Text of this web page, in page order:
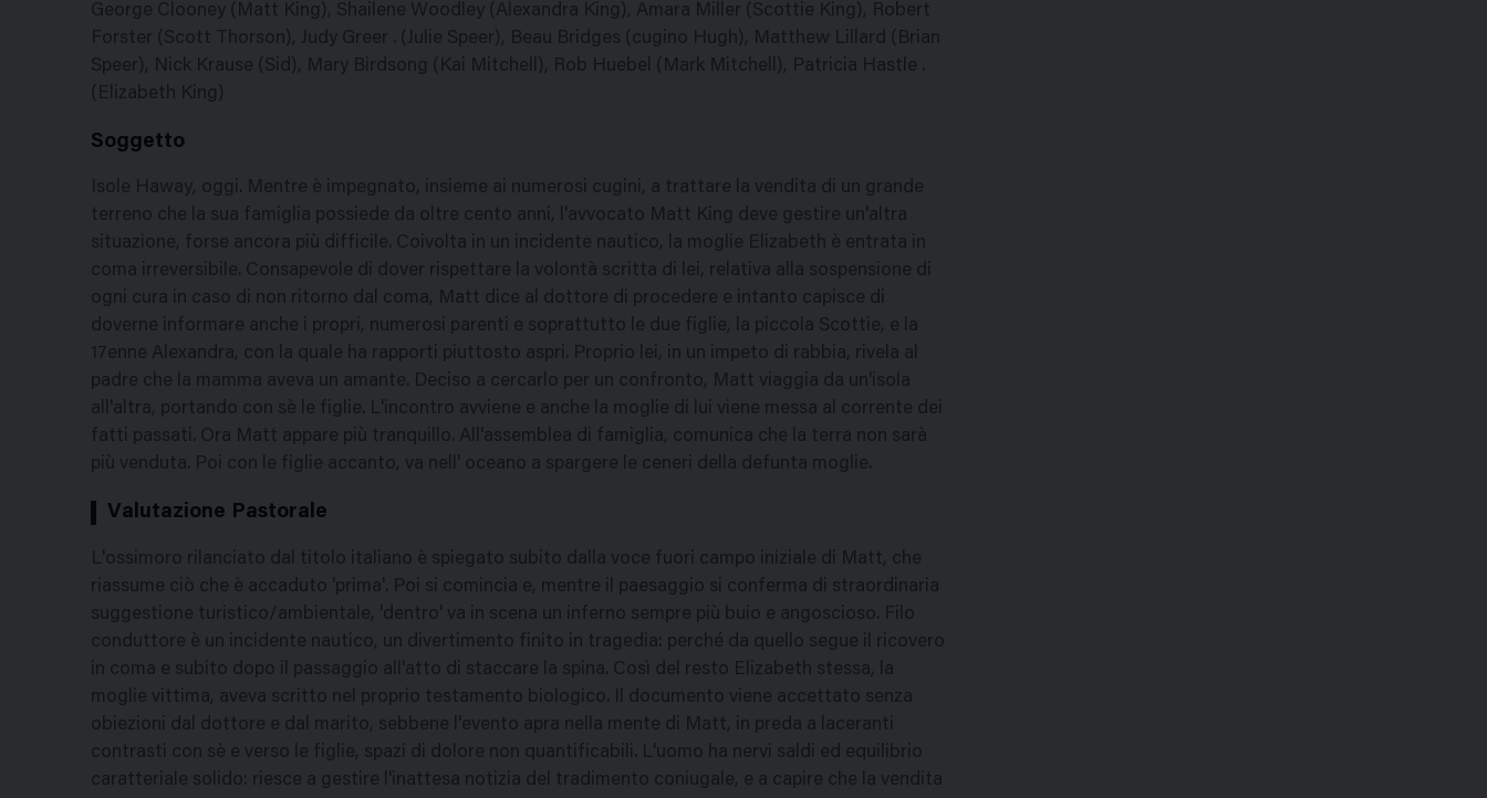
George Clooney (Matt King), Shailene Woodley (Alexandra King), Amara Miller (Scottie King), Robert
Forster (Scott Thorson), Judy Greer . (Julie Speer), Beau Bridges (cugino Hugh), Matthew Lillard (Brian
Speer), Nick Krause (Sid), Mary Birdsong (Kai Mitchell), Rob Huebel (Mark Mitchell), Patricia Hastle .
(Elizabeth King)
Soggetto
Isole Haway, oggi. Mentre è impegnato, insieme ai numerosi cugini, a trattare la vendita di un grande
terreno che la sua famiglia possiede da oltre cento anni, l'avvocato Matt King deve gestire un'altra
situazione, forse ancora più difficile. Coivolta in un incidente nautico, la moglie Elizabeth è entrata in
coma irreversibile. Consapevole di dover rispettare la volontà scritta di lei, relativa alla sospensione di
ogni cura in caso di non ritorno dal coma, Matt dice al dottore di procedere e intanto capisce di
doverne informare anche i propri, numerosi parenti e soprattutto le due figlie, la piccola Scottie, e la
17enne Alexandra, con la quale ha rapporti piuttosto aspri. Proprio lei, in un impeto di rabbia, rivela al
padre che la mamma aveva un amante. Deciso a cercarlo per un confronto, Matt viaggia da un'isola
all'altra, portando con sè le figlie. L'incontro avviene e anche la moglie di lui viene messa al corrente dei
fatti passati. Ora Matt appare più tranquillo. All'assemblea di famiglia, comunica che la terra non sarà
più venduta. Poi con le figlie accanto, va nell' oceano a spargere le ceneri della defunta moglie.
Valutazione Pastorale
L'ossimoro rilanciato dal titolo italiano è spiegato subito dalla voce fuori campo iniziale di Matt, che
riassume ciò che è accaduto 'prima'. Poi si comincia e, mentre il paesaggio si conferma di straordinaria
suggestione turistico/ambientale, 'dentro' va in scena un inferno sempre più buio e angoscioso. Filo
conduttore è un incidente nautico, un divertimento finito in tragedia: perché da quello segue il ricovero
in coma e subito dopo il passaggio all'atto di staccare la spina. Così del resto Elizabeth stessa, la
moglie vittima, aveva scritto nel proprio testamento biologico. Il documento viene accettato senza
obiezioni dal dottore e dal marito, sebbene l'evento apra nella mente di Matt, in preda a laceranti
contrasti con sè e verso le figlie, spazi di dolore non quantificabili. L'uomo ha nervi saldi ed equilibrio
caratteriale solido: riesce a gestire l'inattesa notizia del tradimento coniugale, e a capire che la vendita